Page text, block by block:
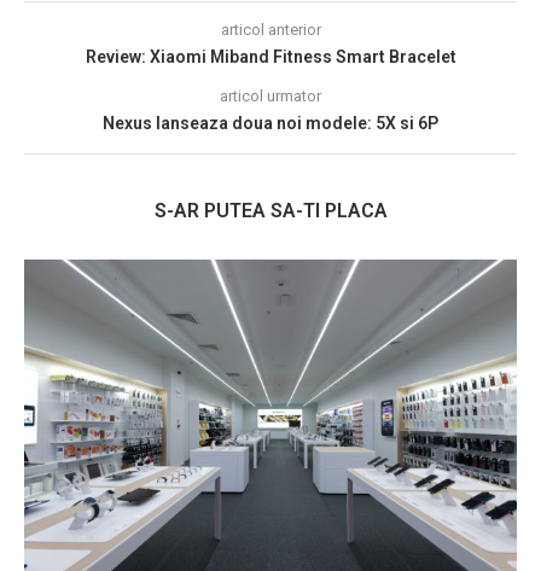
articol anterior
Review: Xiaomi Miband Fitness Smart Bracelet
articol urmator
Nexus lanseaza doua noi modele: 5X si 6P
S-AR PUTEA SA-TI PLACA